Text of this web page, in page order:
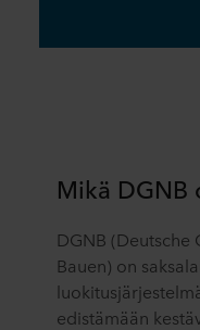
Mikä DGNB
DGNB (Deutsche
Bauen) on
edistämään